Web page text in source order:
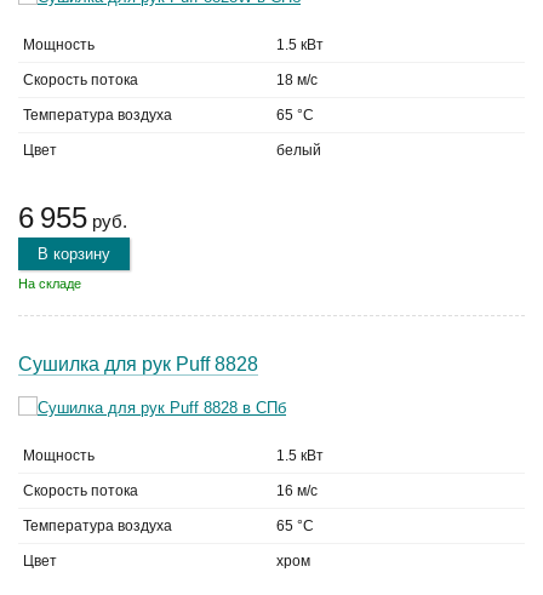
Мощность 1.5 кВт
Скорость потока 18 м/с
Температура воздуха 65 °C
Цвет белый
6 955 руб.
В корзину
На складе
Сушилка для рук Puff 8828
Мощность 1.5 кВт
Скорость потока 16 м/с
Температура воздуха 65 °C
Цвет хром